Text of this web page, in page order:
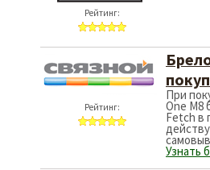
Рейтинг:
Рейтинг:
При
One M8
Fetch в
Узнать